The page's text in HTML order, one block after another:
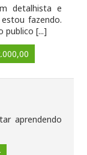
detalhista e
fazendo.
publico [...]
aprendendo